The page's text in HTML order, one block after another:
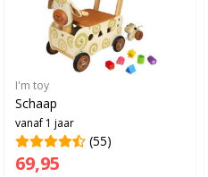
I'm toy
Schaap
vanaf 1 jaar
(55)
69,95